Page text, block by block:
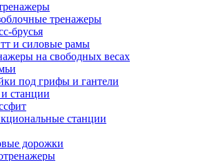
тренажеры
брусья
и силовые рамы
на свободных весах
под грифы и гантели
станции
станции
дорожки